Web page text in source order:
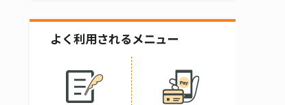
よく利用されるメニュー